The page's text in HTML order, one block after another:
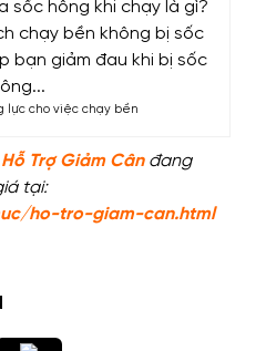
lực cho việc chạy bền
Hỗ Trợ Giảm Cân đang
tại:
ho-tro-giam-can.html